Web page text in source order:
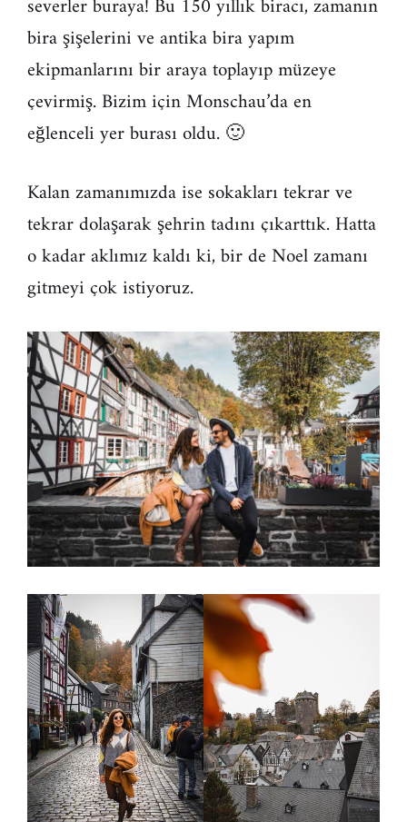
severler buraya! Bu 150 yıllık biracı, zamanın
bira şişelerini ve antika bira yapım
ekipmanlarını bir araya toplayıp müzeye
çevirmiş. Bizim için Monschau’da en
eğlenceli yer burası oldu. 🙂
Kalan zamanımızda ise sokakları tekrar ve
tekrar dolaşarak şehrin tadını çıkarttık. Hatta
o kadar aklımız kaldı ki, bir de Noel zamanı
gitmeyi çok istiyoruz.